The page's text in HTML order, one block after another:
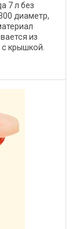
7 л без
диаметр,
из
крышкой.